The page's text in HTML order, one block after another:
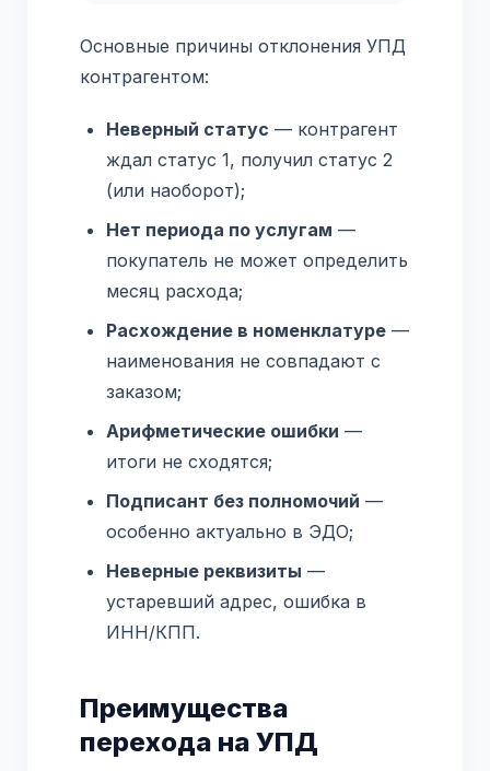
Основные причины отклонения УПД
контрагентом:
Неверный статус — контрагент
ждал статус 1, получил статус 2
(или наоборот);
Нет периода по услугам —
покупатель не может определить
месяц расхода;
Расхождение в номенклатуре —
наименования не совпадают с
заказом;
Арифметические ошибки —
итоги не сходятся;
Подписант без полномочий —
особенно актуально в ЭДО;
Неверные реквизиты —
устаревший адрес, ошибка в
ИНН/КПП.
Преимущества
перехода на УПД